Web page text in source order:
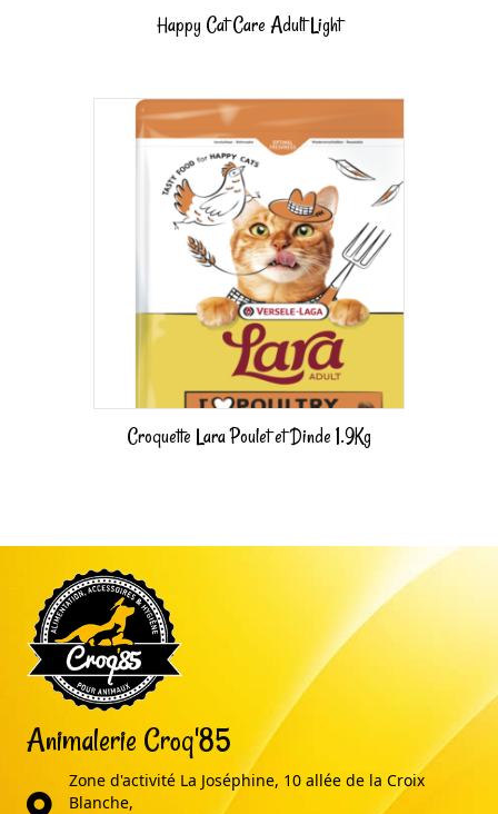
Happy Cat Care Adult Light
Croquette Lara Poulet et Dinde 1.9Kg
Animalerie Croq'85
adresse
Zone d'activité La Joséphine, 10 allée de la Croix
Blanche,